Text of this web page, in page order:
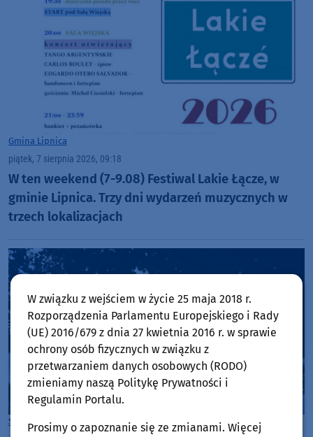
Gmina Lipnica
piątek, 7 sierpnia 2026, 09:18
W ten weekend (7-9.08) Festiwal Lakie Łącze, w
gminie Lipnica. Trzy dni wydarzeń muzycznych w
trzech lokalizacjach
Sport Gmina Kościerzyna
W związku z wejściem w życie 25 maja 2018 r.
Rozporządzenia Parlamentu Europejskiego i Rady
(UE) 2016/679 z dnia 27 kwietnia 2016 r. w sprawie
ochrony osób fizycznych w związku z
przetwarzaniem danych osobowych (RODO)
zmieniamy naszą Politykę Prywatności i
Regulamin Portalu.
Prosimy o zapoznanie się ze zmianami. Więcej